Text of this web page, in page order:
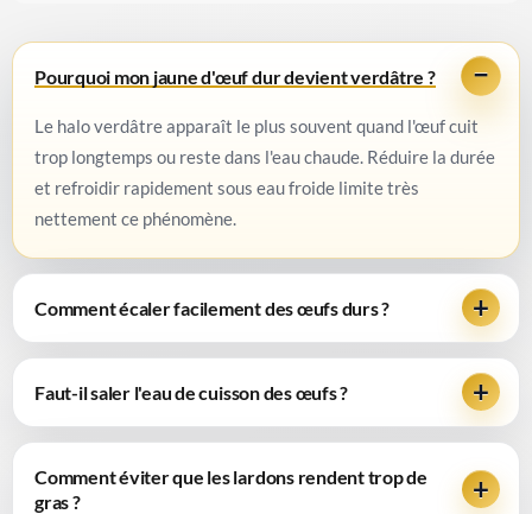
Pourquoi mon jaune d'œuf dur devient verdâtre ?
Le halo verdâtre apparaît le plus souvent quand l'œuf cuit
trop longtemps ou reste dans l'eau chaude. Réduire la durée
et refroidir rapidement sous eau froide limite très
nettement ce phénomène.
Comment écaler facilement des œufs durs ?
Faut-il saler l'eau de cuisson des œufs ?
Comment éviter que les lardons rendent trop de
gras ?